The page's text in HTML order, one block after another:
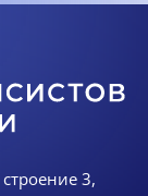
3,